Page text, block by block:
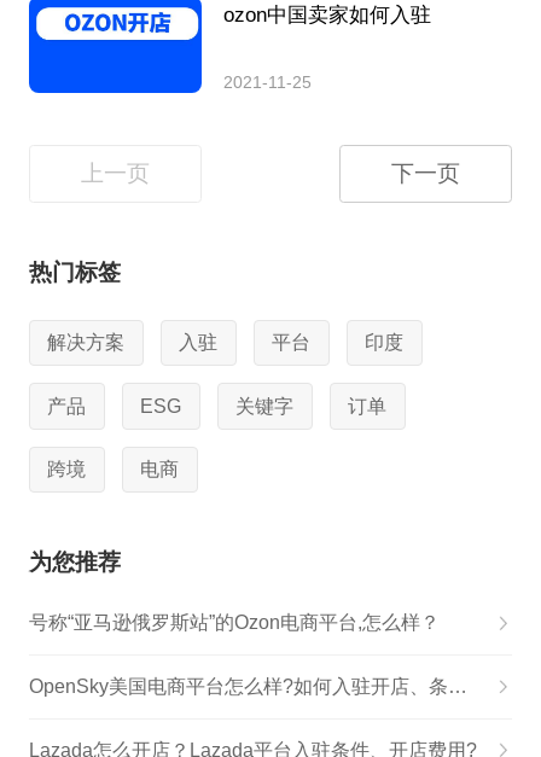
ozon中国卖家如何入驻
2021-11-25
上一页 下一页
热门标签
解决方案 入驻 平台 印度
产品 ESG 关键字 订单
跨境 电商
为您推荐
号称“亚马逊俄罗斯站”的Ozon电商平台,怎么样？
OpenSky美国电商平台怎么样?如何入驻开店、条件、费用佣金
Lazada怎么开店？Lazada平台入驻条件、开店费用?